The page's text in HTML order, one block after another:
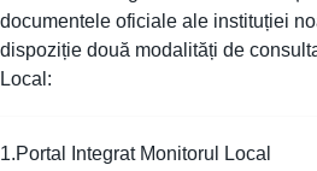
documentele oficiale ale instituției
dispoziție două modalități de
Local:
1.Portal Integrat Monitorul Local